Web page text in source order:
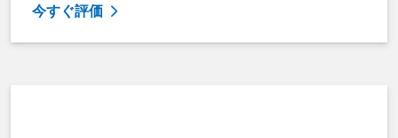
今すぐ評価